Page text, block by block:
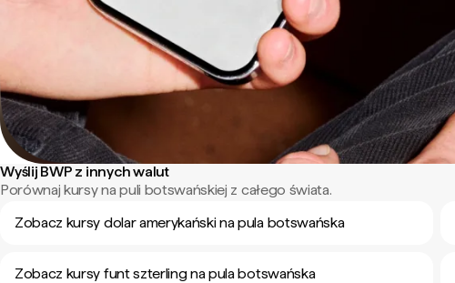
Wyślij BWP z innych walut
Porównaj kursy na puli botswańskiej z całego świata.
Zobacz kursy dolar amerykański na pula botswańska
Zobacz kursy funt szterling na pula botswańska